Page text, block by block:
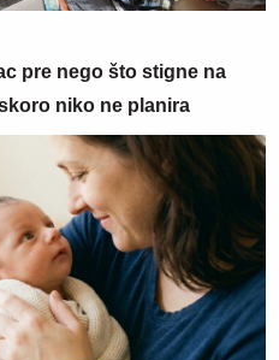
pre nego što stigne na
niko ne planira